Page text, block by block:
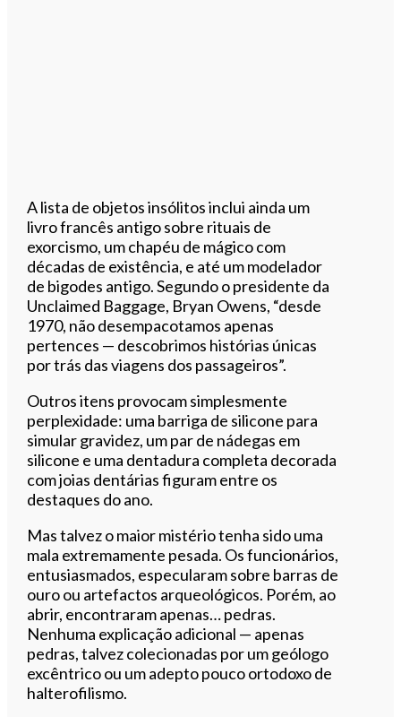
A lista de objetos insólitos inclui ainda um
livro francês antigo sobre rituais de
exorcismo, um chapéu de mágico com
décadas de existência, e até um modelador
de bigodes antigo. Segundo o presidente da
Unclaimed Baggage, Bryan Owens, “desde
1970, não desempacotamos apenas
pertences — descobrimos histórias únicas
por trás das viagens dos passageiros”.
Outros itens provocam simplesmente
perplexidade: uma barriga de silicone para
simular gravidez, um par de nádegas em
silicone e uma dentadura completa decorada
com joias dentárias figuram entre os
destaques do ano.
Mas talvez o maior mistério tenha sido uma
mala extremamente pesada. Os funcionários,
entusiasmados, especularam sobre barras de
ouro ou artefactos arqueológicos. Porém, ao
abrir, encontraram apenas… pedras.
Nenhuma explicação adicional — apenas
pedras, talvez colecionadas por um geólogo
excêntrico ou um adepto pouco ortodoxo de
halterofilismo.